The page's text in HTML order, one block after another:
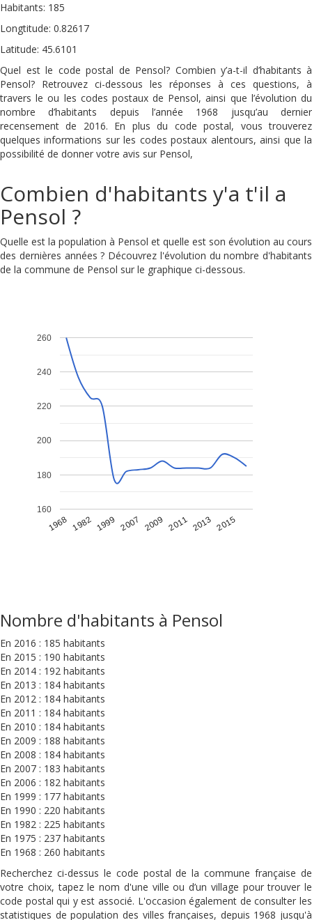
Habitants: 185
Longtitude: 0.82617
Latitude: 45.6101
Quel est le code postal de Pensol? Combien y’a-t-il d’habitants à
Pensol? Retrouvez ci-dessous les réponses à ces questions, à
travers le ou les codes postaux de Pensol, ainsi que l’évolution du
nombre d’habitants depuis l’année 1968 jusqu’au dernier
recensement de 2016. En plus du code postal, vous trouverez
quelques informations sur les codes postaux alentours, ainsi que la
possibilité de donner votre avis sur Pensol,
Combien d'habitants y'a t'il a
Pensol ?
Quelle est la population à Pensol et quelle est son évolution au cours
des dernières années ? Découvrez l'évolution du nombre d'habitants
de la commune de Pensol sur le graphique ci-dessous.
1968 1982 1999 2007 2009 2011 2013 2015
160
180
200
220
240
260
Nombre d'habitants à Pensol
En 2016 : 185 habitants
En 2015 : 190 habitants
En 2014 : 192 habitants
En 2013 : 184 habitants
En 2012 : 184 habitants
En 2011 : 184 habitants
En 2010 : 184 habitants
En 2009 : 188 habitants
En 2008 : 184 habitants
En 2007 : 183 habitants
En 2006 : 182 habitants
En 1999 : 177 habitants
En 1990 : 220 habitants
En 1982 : 225 habitants
En 1975 : 237 habitants
En 1968 : 260 habitants
Recherchez ci-dessus le code postal de la commune française de
votre choix, tapez le nom d'une ville ou d’un village pour trouver le
code postal qui y est associé. L'occasion également de consulter les
statistiques de population des villes françaises, depuis 1968 jusqu'à